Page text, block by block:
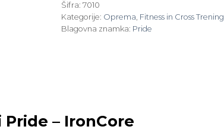
Šifra: 7010
Kategorije: Oprema Fitness in Cross Trening
Blagovna znamka: Pride
– IronCore